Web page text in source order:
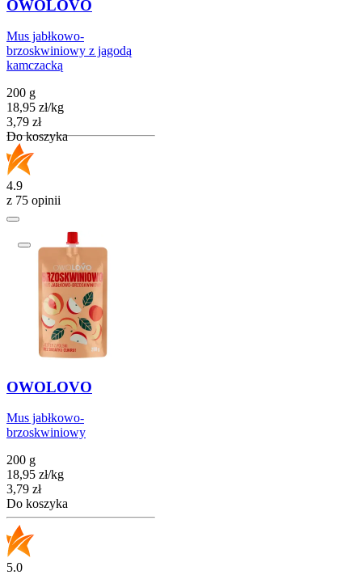
OWOLOVO
Mus jabłkowo-
brzoskwiniowy z jagodą
kamczacką
200 g
18,95 zł/kg
Cena
3,79 zł
Do koszyka
4.9
z 75 opinii
OWOLOVO
Mus jabłkowo-
brzoskwiniowy
200 g
18,95 zł/kg
Cena
3,79 zł
Do koszyka
5.0